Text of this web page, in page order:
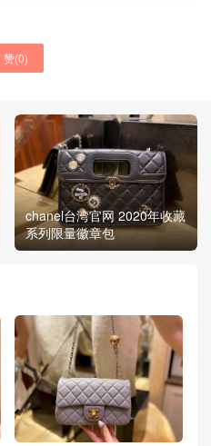
赞(0)
chanel台湾官网 2020年收藏
系列限量徽章包